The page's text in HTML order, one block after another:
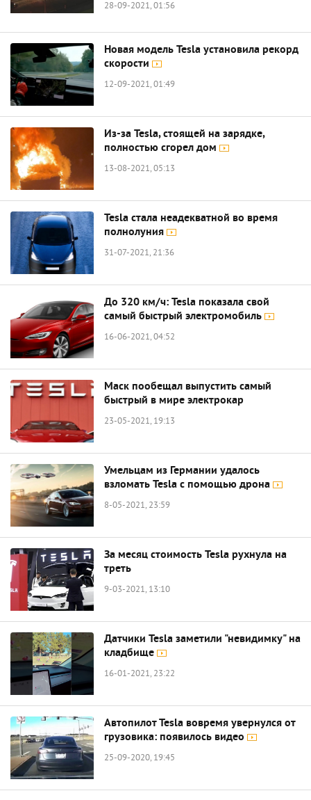
28-09-2021, 01:56
Новая модель Tesla установила рекорд
скорости
12-09-2021, 01:49
Из-за Tesla, стоящей на зарядке,
полностью сгорел дом
13-08-2021, 05:13
Tesla стала неадекватной во время
полнолуния
31-07-2021, 21:36
До 320 км/ч: Tesla показала свой
самый быстрый электромобиль
16-06-2021, 04:52
Маск пообещал выпустить самый
быстрый в мире электрокар
23-05-2021, 19:13
Умельцам из Германии удалось
взломать Tesla с помощью дрона
8-05-2021, 23:59
За месяц стоимость Tesla рухнула на
треть
9-03-2021, 13:10
Датчики Tesla заметили "невидимку" на
кладбище
16-01-2021, 23:22
Автопилот Tesla вовремя увернулся от
грузовика: появилось видео
25-09-2020, 19:45